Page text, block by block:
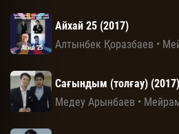
Айхай 25 (2017)
Алтынбек Қоразбаев •
Сағындым (толғау) (2017)
Медеу Арынбаев •